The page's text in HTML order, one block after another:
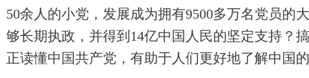
50余人的小党，发展成为拥有9500多万名党员的
够长期执政，并得到14亿中国人民的坚定支持？
正读懂中国共产党，有助于人们更好地了解中国